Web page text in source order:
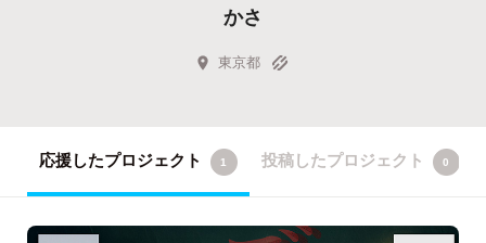
かさ
東京都
応援したプロジェクト 1 投稿したプロジェクト 0